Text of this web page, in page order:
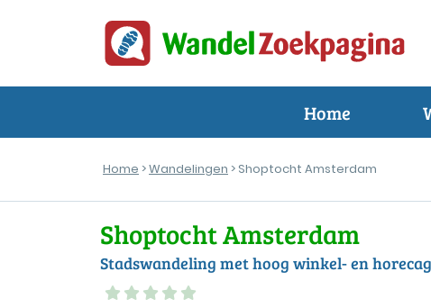
Home
Home >Wandelingen > Shoptocht Amsterdam
Shoptocht Amsterdam
Stadswandeling met hoog winkel- en